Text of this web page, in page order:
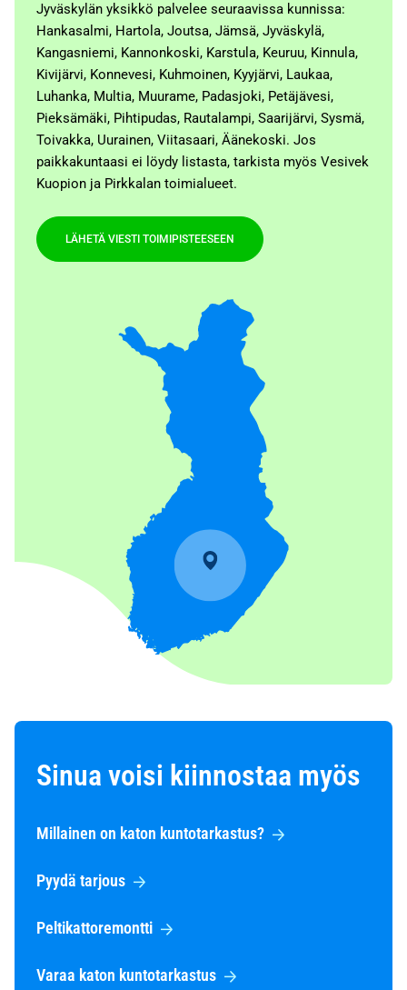
Jyväskylän yksikkö palvelee seuraavissa kunnissa:
Hankasalmi, Hartola, Joutsa, Jämsä, Jyväskylä,
Kangasniemi, Kannonkoski, Karstula, Keuruu, Kinnula,
Kivijärvi, Konnevesi, Kuhmoinen, Kyyjärvi, Laukaa,
Luhanka, Multia, Muurame, Padasjoki, Petäjävesi,
Pieksämäki, Pihtipudas, Rautalampi, Saarijärvi, Sysmä,
Toivakka, Uurainen, Viitasaari, Äänekoski. Jos
paikkakuntaasi ei löydy listasta, tarkista myös Vesivek
Kuopion ja Pirkkalan toimialueet.
LÄHETÄ VIESTI TOIMIPISTEESEEN
Sinua voisi kiinnostaa myös
Millainen on katon kuntotarkastus?
Pyydä tarjous
Peltikattoremontti
Varaa katon kuntotarkastus